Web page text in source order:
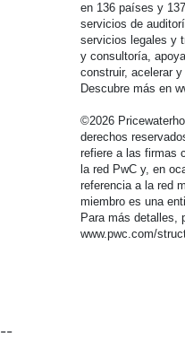
en 136 países y
servicios de
servicios legales y
y consultoría,
construir, acelerar
Descubre más en
©2026
derechos
refiere a las firmas
la red PwC y, en
referencia a la red
miembro es una
Para más detalles,
www.pwc.com/
--